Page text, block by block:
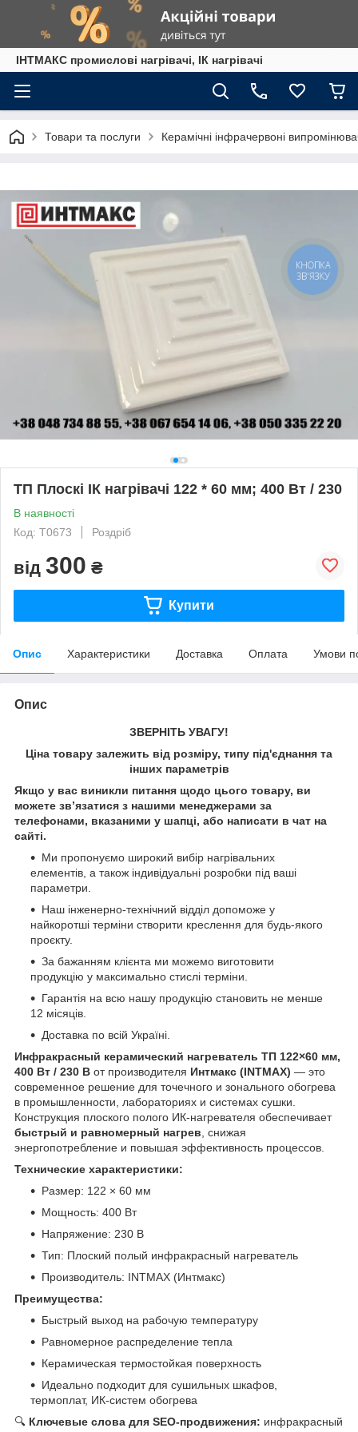
ІНТМАКС промислові нагрівачі, ІК нагрівачі
Товари та послуги Керамічні інфрачервоні
ТП Плоскі ІК нагрівачі 122 * 60 мм; 400 Вт / 230
В наявності
Код: T0673
Роздріб
від 300 ₴
Купити
Опис Характеристики Доставка Оплата Умови
Опис
ЗВЕРНІТЬ УВАГУ!
Ціна товару залежить від розміру, типу під'єднання та
інших параметрів
Якщо у вас виникли питання щодо цього товару, ви
можете зв’язатися з нашими менеджерами за
телефонами, вказаними у шапці, або написати в чат на
сайті.
Ми пропонуємо широкий вибір нагрівальних
елементів, а також індивідуальні розробки під ваші
параметри.
Наш інженерно-технічний відділ допоможе у
найкоротші терміни створити креслення для будь-якого
проєкту.
За бажанням клієнта ми можемо виготовити
продукцію у максимально стислі терміни.
Гарантія на всю нашу продукцію становить не менше
12 місяців.
Доставка по всій Україні.
Инфракрасный керамический нагреватель ТП 122×60 мм,
400 Вт / 230 В от производителя Интмакс (INTMAX) — это
современное решение для точечного и зонального обогрева
в промышленности, лабораториях и системах сушки.
Конструкция плоского полого ИК-нагревателя обеспечивает
быстрый и равномерный нагрев , снижая
энергопотребление и повышая эффективность процессов.
Технические характеристики:
Размер: 122 × 60 мм
Мощность: 400 Вт
Напряжение: 230 В
Тип: Плоский полый инфракрасный нагреватель
Производитель: INTMAX (Интмакс)
Преимущества:
Быстрый выход на рабочую температуру
Равномерное распределение тепла
Керамическая термостойкая поверхность
Идеально подходит для сушильных шкафов,
термоплат, ИК-систем обогрева
🔍 Ключевые слова для SEO-продвижения: инфракрасный
КНОПКА
ЗВ'ЯЗКУ